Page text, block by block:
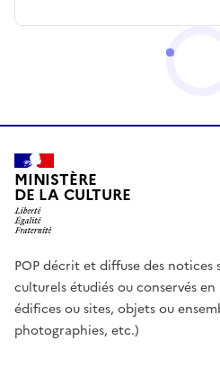
MINISTÈRE
DE LA CULTURE
POP décrit et diffuse des notices
culturels étudiés ou conservés
édifices ou sites, objets ou
photographies, etc.)